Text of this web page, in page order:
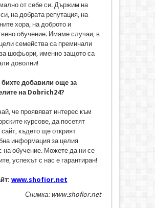
от себе си. Държим на
на добрата репутация, на
хора, на доброто и
обучение. Имаме случаи, в
семейства са преминали
шофьори, именно защото са
доволни!
бихте добавили още за
на Dobrich24?
че проявяват интерес към
курсове, да посетят
където ще открият
информация за целия
на обучение. Можете да ни се
успехът с нас е гарантиран!
www.shofior.net
Снимка: www.shofior.net